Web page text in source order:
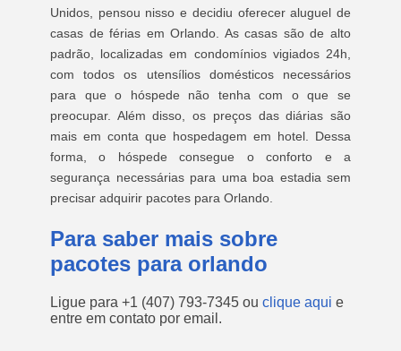
Unidos, pensou nisso e decidiu oferecer aluguel de
casas de férias em Orlando. As casas são de alto
padrão, localizadas em condomínios vigiados 24h,
com todos os utensílios domésticos necessários
para que o hóspede não tenha com o que se
preocupar. Além disso, os preços das diárias são
mais em conta que hospedagem em hotel. Dessa
forma, o hóspede consegue o conforto e a
segurança necessárias para uma boa estadia sem
precisar adquirir pacotes para Orlando.
Para saber mais sobre
pacotes para orlando
Ligue para +1 (407) 793-7345 ou clique aqui e
entre em contato por email.